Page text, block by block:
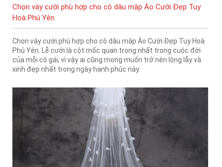
Chọn váy cưới phù hợp cho cô dâu mập Áo Cưới Đẹp Tuy
Hoà Phú Yên
Chọn váy cưới phù hợp cho cô dâu mập Áo Cưới Đẹp Tuy Hoà
Phú Yên. Lễ cưới là cột mốc quan trọng nhất trong cuộc đời
của mỗi cô gái, vì vậy ai cũng mong muốn trở nên lộng lẫy và
xinh đẹp nhất trong ngày hạnh phúc này.